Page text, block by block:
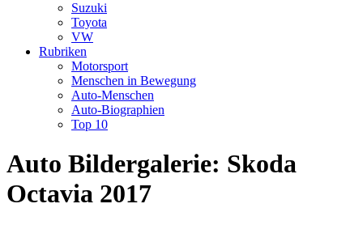
Suzuki
Toyota
VW
Rubriken
Motorsport
Menschen in Bewegung
Auto-Menschen
Auto-Biographien
Top 10
Auto Bildergalerie: Skoda
Octavia 2017